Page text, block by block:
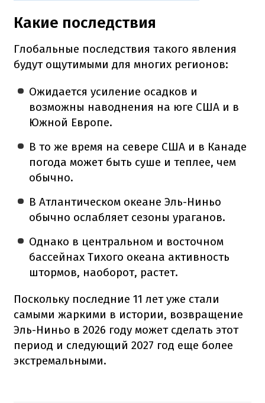
Какие последствия
Глобальные последствия такого явления
будут ощутимыми для многих регионов:
Ожидается усиление осадков и
возможны наводнения на юге США и в
Южной Европе.
В то же время на севере США и в Канаде
погода может быть суше и теплее, чем
обычно.
В Атлантическом океане Эль-Ниньо
обычно ослабляет сезоны ураганов.
Однако в центральном и восточном
бассейнах Тихого океана активность
штормов, наоборот, растет.
Поскольку последние 11 лет уже стали
самыми жаркими в истории, возвращение
Эль-Ниньо в 2026 году может сделать этот
период и следующий 2027 год еще более
экстремальными.